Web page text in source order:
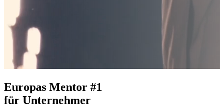
Europas Mentor #1
für Unternehmer